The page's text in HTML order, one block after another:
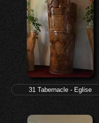
31 Tabernacle - Eglise